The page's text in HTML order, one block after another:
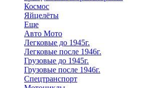
Космос
Яйцелёты
Еще
Авто Мото
Легковые до 1945г.
Легковые после 1946г.
Грузовые до 1945г.
Грузовые после 1946г.
Спецтранспорт